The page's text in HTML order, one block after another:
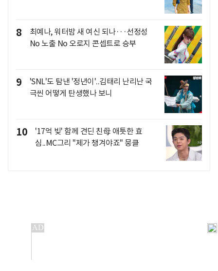
8
최예나, 워터밤 새 여신 되나···선정성
No 노출 No 오로지 콘셉트로 승부
9
'SNL'도 탐낸 '정년이'..김태리 난리난 국
극씬 어떻게 탄생했나 보니
10
'17억 빚' 함께 견딘 친母 애틋한 효
심..MC그리 "제가 챙겨야죠" 뭉클